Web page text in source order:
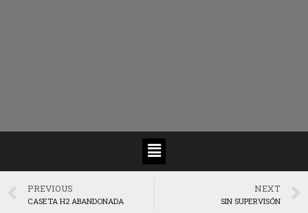
PREVIOUS
CASETA H2 ABANDONADA
NEXT
SIN SUPERVISÓN